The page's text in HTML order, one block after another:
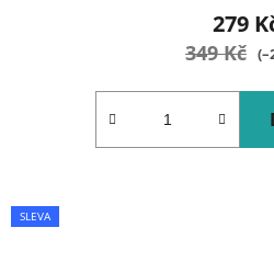
279
349 Kč
SLEVA